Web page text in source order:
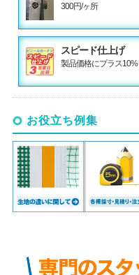
300円/ヶ所
スピード仕上げ
製品価格にプラス10%
お役立ち例集